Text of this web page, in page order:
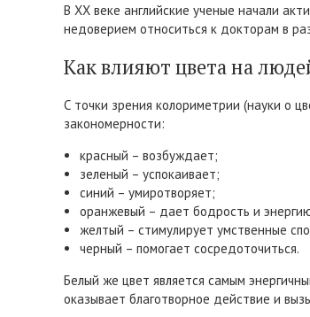
В XX веке английские ученые начали
недоверием относиться к докторам в
Как влияют цвета на
С точки зрения колориметрии (науки о
закономерности:
красный – возбуждает;
зеленый – успокаивает;
синий – умиротворяет;
оранжевый – дает бодрость и
желтый – стимулирует умственные
черный – помогает сосредоточиться.
Белый же цвет является самым
оказывает благотворное действие и